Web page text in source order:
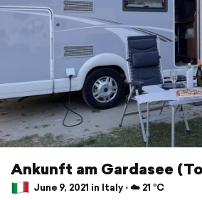
Ankunft am Gardasee
June 9, 2021 in Italy ⋅ ☁️ 21 °C